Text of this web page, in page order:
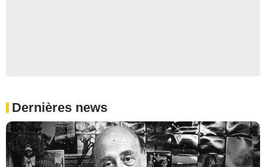
Dernières news